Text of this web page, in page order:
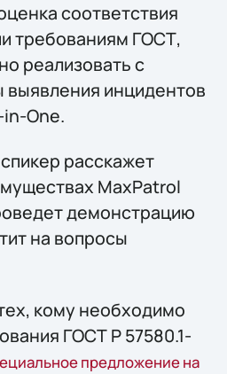
соответствия
требованиям ГОСТ,
реализовать с
инцидентов
in-One.
расскажет
MaxPatrol
демонстрацию
на вопросы
кому необходимо
ГОСТ Р 57580.1-
предложение на